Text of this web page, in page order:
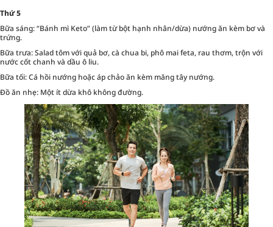
Thứ 5
Bữa sáng: “Bánh mì Keto” (làm từ bột hạnh nhân/dừa) nướng ăn kèm bơ và
trứng.
Bữa trưa: Salad tôm với quả bơ, cà chua bi, phô mai feta, rau thơm, trộn với
nước cốt chanh và dầu ô liu.
Bữa tối: Cá hồi nướng hoặc áp chảo ăn kèm măng tây nướng.
Đồ ăn nhẹ: Một ít dừa khô không đường.